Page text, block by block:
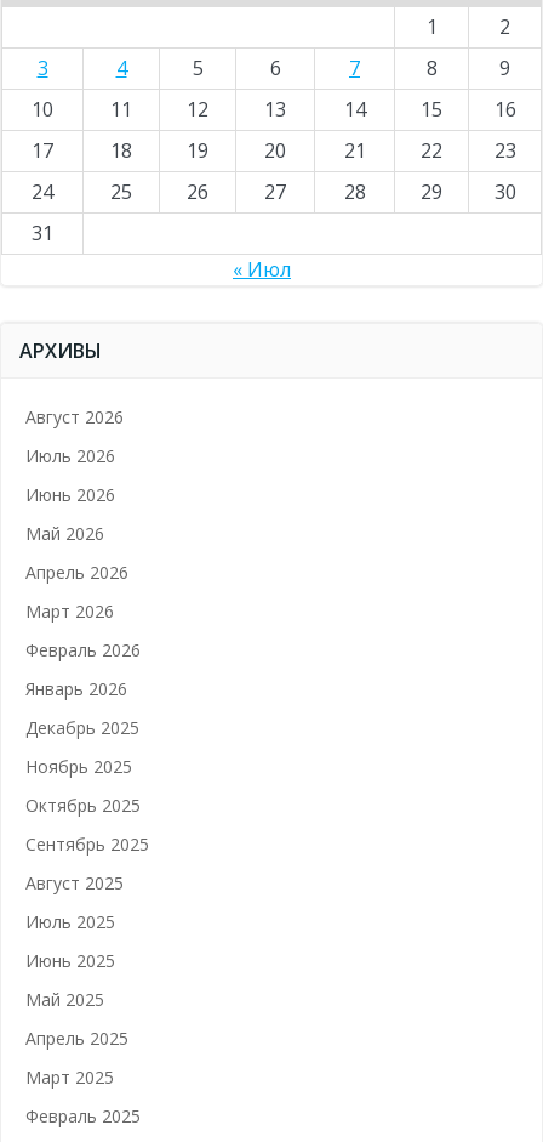
1
2
3
4 5 6 7 8
9
10
11 12 13 14 15
16
17
18 19 20 21 22
23
24
25 26 27 28 29
30
31
« Июл
АРХИВЫ
Август 2026
Июль 2026
Июнь 2026
Май 2026
Апрель 2026
Март 2026
Февраль 2026
Январь 2026
Декабрь 2025
Ноябрь 2025
Октябрь 2025
Сентябрь 2025
Август 2025
Июль 2025
Июнь 2025
Май 2025
Апрель 2025
Март 2025
Февраль 2025